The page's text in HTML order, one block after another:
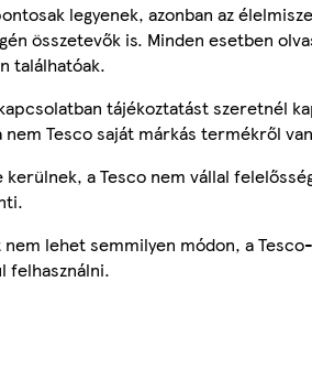
legyenek, azonban az
összetevők is. Minden esetben
találhatóak.
tájékoztatást szeretnél
Tesco saját márkás termékről
a Tesco nem vállal
lehet semmilyen módon, a
felhasználni.